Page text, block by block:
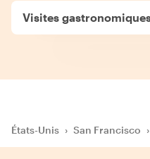
Visites
États-Unis › San Francisco ›